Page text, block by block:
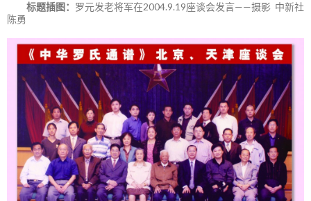
标题插图： 罗元发老将军在2004.9.19座谈会发言——摄影 中新社
陈勇